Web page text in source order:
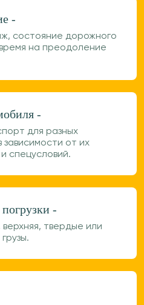
-
состояние дорожного
на преодоление
-
для разных
зависимости от их
спецусловий.
-
верхняя, твердые или